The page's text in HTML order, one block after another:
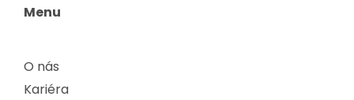
Menu
O nás
Kariéra